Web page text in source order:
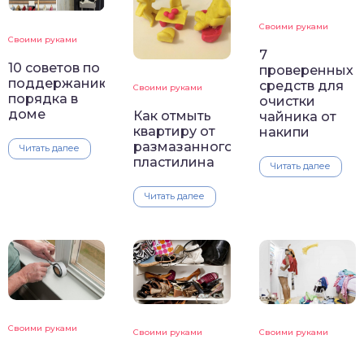
Своими руками
10 советов по
поддержанию
порядка в
доме
Читать далее
Своими руками
Как отмыть
квартиру от
размазанного
пластилина
Читать далее
Своими руками
7
проверенных
средств для
очистки
чайника от
накипи
Читать далее
Своими руками Своими руками Своими руками